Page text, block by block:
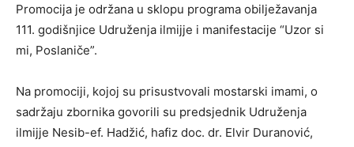
Promocija je održana u sklopu programa obilježavanja
111. godišnjice Udruženja ilmijje i manifestacije “Uzor si
mi, Poslaniče”.
Na promociji, kojoj su prisustvovali mostarski imami, o
sadržaju zbornika govorili su predsjednik Udruženja
ilmijje Nesib-ef. Hadžić, hafiz doc. dr. Elvir Duranović,